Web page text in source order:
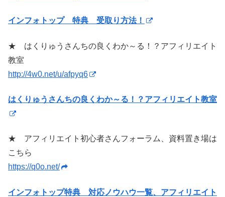
インフォトップ 特典 受取り方法！
★ はくりゅうさんちの良くわか～る！？アフィリエイト
教室
http://4w0.net/u/afpyq6
はくりゅうさんちの良くわか～る！？アフィリエイト教室
★ アフィリエイト初心者さんフォーラム、資料置き場は
こちら
https://q0o.net/
インフォトップ特典 対応ノウハウ一覧、アフィリエイト